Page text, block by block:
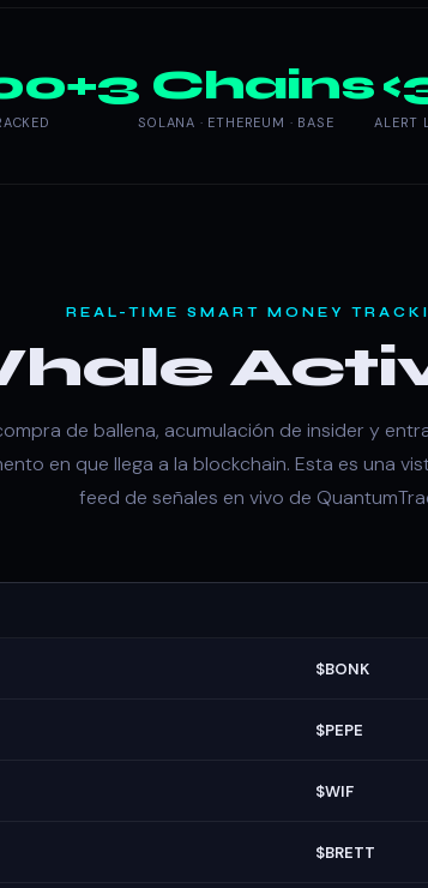
3 Chains
SOLANA · ETHEREUM · BASE ALERT
REAL-TIME SMART MONEY
de ballena, acumulación de insider y
en que llega a la blockchain. Esta es una
feed de señales en vivo de
$BONK
$PEPE
$WIF
$BRETT